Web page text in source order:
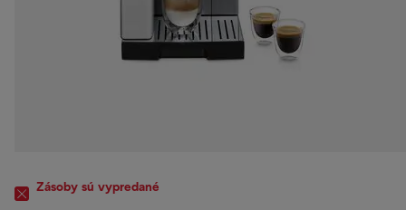
Zásoby sú vypredané